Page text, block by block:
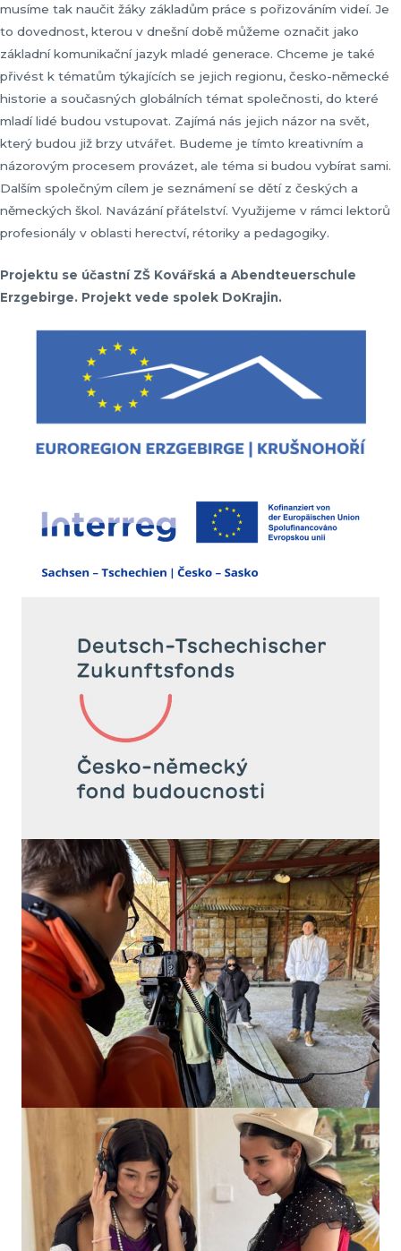
musíme tak naučit žáky základům práce s pořizováním videí. Je
to dovednost, kterou v dnešní době můžeme označit jako
základní komunikační jazyk mladé generace. Chceme je také
přivést k tématům týkajících se jejich regionu, česko-německé
historie a současných globálních témat společnosti, do které
mladí lidé budou vstupovat. Zajímá nás jejich názor na svět,
který budou již brzy utvářet. Budeme je tímto kreativním a
názorovým procesem provázet, ale téma si budou vybírat sami.
Dalším společným cílem je seznámení se dětí z českých a
německých škol. Navázání přátelství. Využijeme v rámci lektorů
profesionály v oblasti herectví, rétoriky a pedagogiky.
Projektu se účastní ZŠ Kovářská a Abendteuerschule
Erzgebirge. Projekt vede spolek DoKrajin.